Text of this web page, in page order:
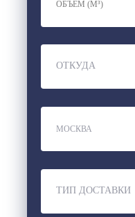
ОТКУДА
ТИП ДОСТАВКИ